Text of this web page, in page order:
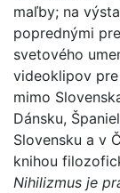
maľby; na
poprednými
svetového
videoklipov
mimo
Dánsku,
Slovensku a v
knihou
Nihilizmus je